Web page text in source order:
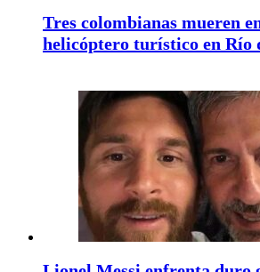
Tres colombianas mueren
helicóptero turístico en Río